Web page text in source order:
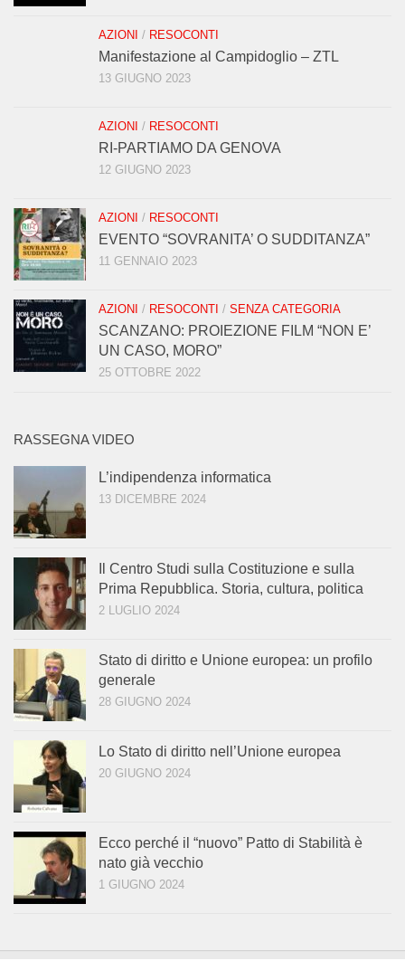
AZIONI / RESOCONTI
Manifestazione al Campidoglio – ZTL
13 GIUGNO 2023
AZIONI / RESOCONTI
RI-PARTIAMO DA GENOVA
12 GIUGNO 2023
AZIONI / RESOCONTI
EVENTO “SOVRANITA’ O SUDDITANZA”
11 GENNAIO 2023
AZIONI / RESOCONTI / SENZA CATEGORIA
SCANZANO: PROIEZIONE FILM “NON E’
UN CASO, MORO”
25 OTTOBRE 2022
RASSEGNA VIDEO
L’indipendenza informatica
13 DICEMBRE 2024
Il Centro Studi sulla Costituzione e sulla
Prima Repubblica. Storia, cultura, politica
2 LUGLIO 2024
Stato di diritto e Unione europea: un profilo
generale
28 GIUGNO 2024
Lo Stato di diritto nell’Unione europea
20 GIUGNO 2024
Ecco perché il “nuovo” Patto di Stabilità è
nato già vecchio
1 GIUGNO 2024